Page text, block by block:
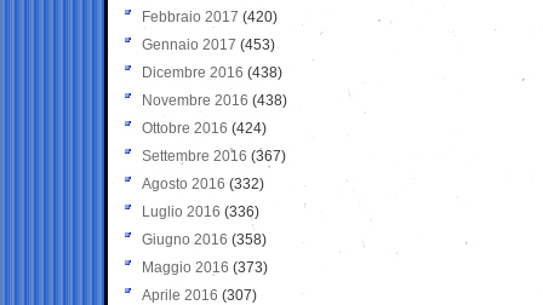
Febbraio 2017 (420)
Gennaio 2017 (453)
Dicembre 2016 (438)
Novembre 2016 (438)
Ottobre 2016 (424)
Settembre 2016 (367)
Agosto 2016 (332)
Luglio 2016 (336)
Giugno 2016 (358)
Maggio 2016 (373)
Aprile 2016 (307)